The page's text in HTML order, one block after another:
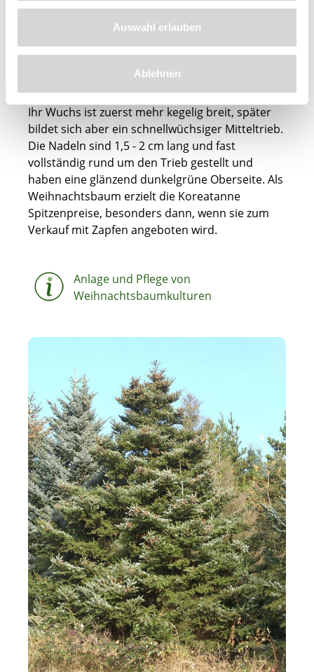
Auswahl erlauben
Ablehnen
hoch. Unreife Zapfen sind auffällig violett oder
rötlich-braun, faßförmig, meist nach der Spitze
hin etwas verbreitert. Die reifen Zapfen sind
Die Koreatanne wird ein 10 - 15 m hoher Baum.
Ihr Wuchs ist zuerst mehr kegelig breit, später
bildet sich aber ein schnellwüchsiger Mitteltrieb.
Die Nadeln sind 1,5 - 2 cm lang und fast
vollständig rund um den Trieb gestellt und
haben eine glänzend dunkelgrüne Oberseite. Als
Weihnachtsbaum erzielt die Koreatanne
Spitzenpreise, besonders dann, wenn sie zum
Verkauf mit Zapfen angeboten wird.
Anlage und Pflege von
Weihnachtsbaumkulturen